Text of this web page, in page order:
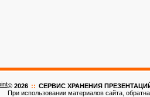
© 2026 :: CЕРВИС ХРАНЕНИЯ ПРЕЗЕНТАЦИЙ
При использовании материалов сайта,